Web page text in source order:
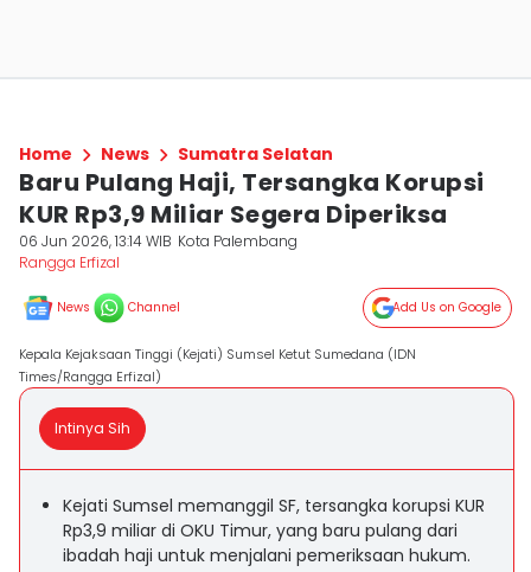
Home News Sumatra Selatan
Baru Pulang Haji, Tersangka Korupsi
KUR Rp3,9 Miliar Segera Diperiksa
06 Jun 2026, 13:14 WIB Kota Palembang
Rangga Erfizal
News Channel Add Us on Google
Kepala Kejaksaan Tinggi (Kejati) Sumsel Ketut Sumedana (IDN
Times/Rangga Erfizal)
Intinya Sih
Kejati Sumsel memanggil SF, tersangka korupsi KUR
Rp3,9 miliar di OKU Timur, yang baru pulang dari
ibadah haji untuk menjalani pemeriksaan hukum.